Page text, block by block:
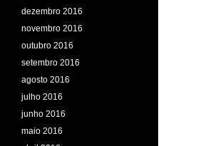
dezembro 2016
novembro 2016
outubro 2016
setembro 2016
agosto 2016
julho 2016
junho 2016
maio 2016